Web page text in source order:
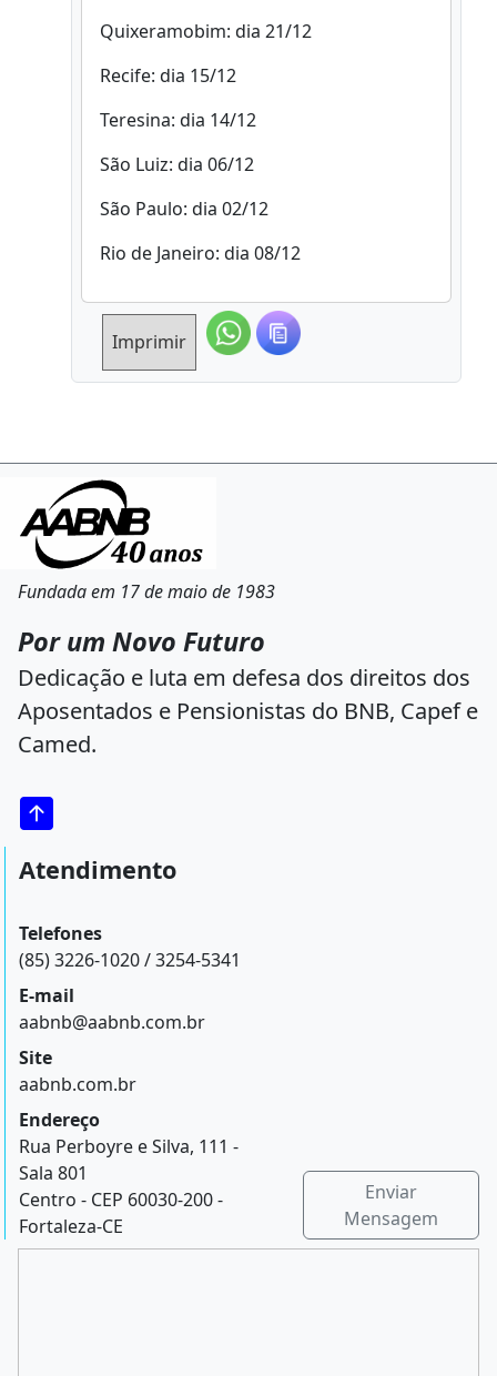
Quixeramobim: dia 21/12
Recife: dia 15/12
Teresina: dia 14/12
São Luiz: dia 06/12
São Paulo: dia 02/12
Rio de Janeiro: dia 08/12
Imprimir
Fundada em 17 de maio de 1983
Por um Novo Futuro
Dedicação e luta em defesa dos direitos dos
Aposentados e Pensionistas do BNB, Capef e
Camed.
Atendimento
Telefones
(85) 3226-1020 / 3254-5341
E-mail
aabnb@aabnb.com.br
Site
aabnb.com.br
Endereço
Rua Perboyre e Silva, 111 -
Sala 801
Centro - CEP 60030-200 -
Fortaleza-CE
Enviar
Mensagem